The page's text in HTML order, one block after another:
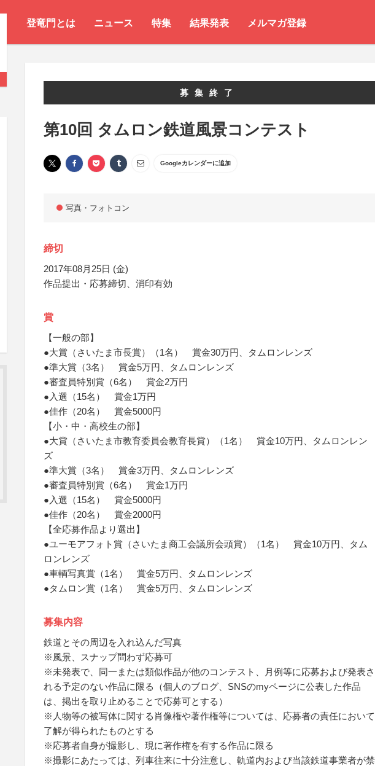
登竜門とは ニュース 特集 結果発表 メルマガ登録
募集終了
第10回 タムロン鉄道風景コンテスト
Googleカレンダーに追加
写真・フォトコン
締切
2017年08月25日 (金)
作品提出・応募締切、消印有効
賞
【一般の部】
●大賞（さいたま市長賞）（1名） 賞金30万円、タムロンレンズ
●準大賞（3名） 賞金5万円、タムロンレンズ
●審査員特別賞（6名） 賞金2万円
●入選（15名） 賞金1万円
●佳作（20名） 賞金5000円
【小・中・高校生の部】
●大賞（さいたま市教育委員会教育長賞）（1名） 賞金10万円、タムロンレン
ズ
●準大賞（3名） 賞金3万円、タムロンレンズ
●審査員特別賞（6名） 賞金1万円
●入選（15名） 賞金5000円
●佳作（20名） 賞金2000円
【全応募作品より選出】
●ユーモアフォト賞（さいたま商工会議所会頭賞）（1名） 賞金10万円、タム
ロンレンズ
●車輌写真賞（1名） 賞金5万円、タムロンレンズ
●タムロン賞（1名） 賞金5万円、タムロンレンズ
募集内容
鉄道とその周辺を入れ込んだ写真
※風景、スナップ問わず応募可
※未発表で、同一または類似作品が他のコンテスト、月例等に応募および発表さ
れる予定のない作品に限る（個人のブログ、SNSのmyページに公表した作品
は、掲出を取り止めることで応募可とする）
※人物等の被写体に関する肖像権や著作権等については、応募者の責任において
了解が得られたものとする
※応募者自身が撮影し、現に著作権を有する作品に限る
※撮影にあたっては、列車往来に十分注意し、軌道内および当該鉄道事業者が禁